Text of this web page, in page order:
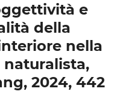
e
della
nella
naturalista,
2024, 442